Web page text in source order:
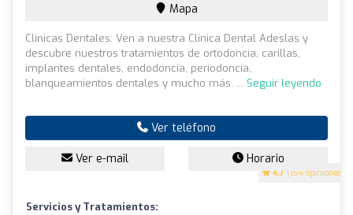
4.7 (154 opiniones)
Mapa
Clínicas Dentales: Ven a nuestra Clínica Dental Adeslas y
descubre nuestros tratamientos de ortodoncia, carillas,
implantes dentales, endodoncia, periodoncia,
blanqueamientos dentales y mucho más. ... Seguir leyendo
Ver teléfono
Ver e-mail Horario
Servicios y Tratamientos: